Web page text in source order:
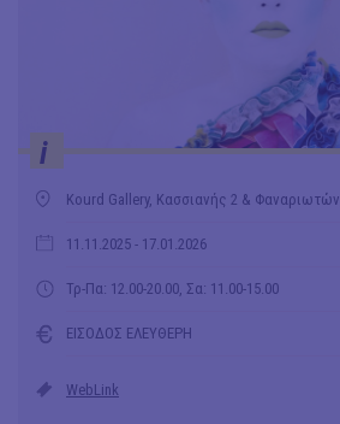
i
Kourd Gallery, Κασσιανής 2 &
11.11.2025 - 17.01.2026
Τρ-Πα: 12.00-20.00, Σα: 11.00-15.00
ΕΙΣΟΔΟΣ ΕΛΕΥΘΕΡΗ
WebLink